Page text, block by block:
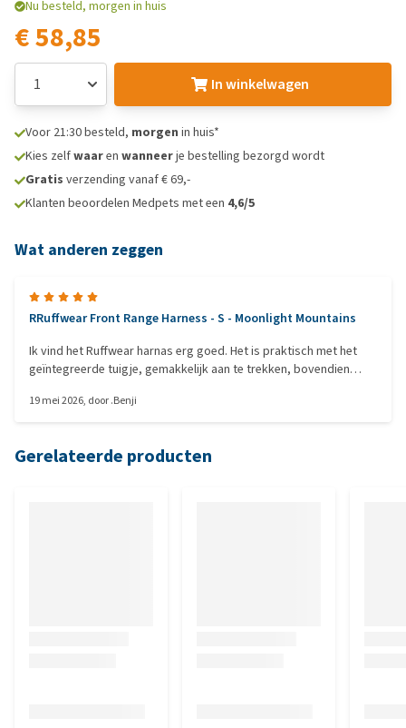
Nu besteld, morgen in huis
€ 58,85
In winkelwagen
Voor 21:30 besteld, morgen in huis*
Kies zelfwaaren wanneerje bestelling bezorgd wordt
Gratis verzending vanaf € 69,-
Klanten beoordelen Medpets met een 4,6/5
Wat anderen zeggen
RRuffwear Front Range Harness - S - Moonlight Mountains
Ik vind het Ruffwear harnas erg goed. Het is praktisch met het
geïntegreerde tuigje, gemakkelijk aan te trekken, bovendien
19 mei 2026, door.Benji
Gerelateerde producten